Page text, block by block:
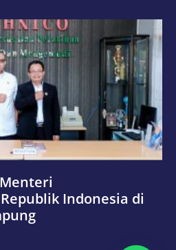
Indonesia di